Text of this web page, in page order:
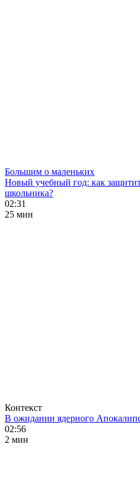
Большим о маленьких
Новый учебный год: как
школьника?
02:31
25 мин
Контекст
В ожидании ядерного
02:56
2 мин